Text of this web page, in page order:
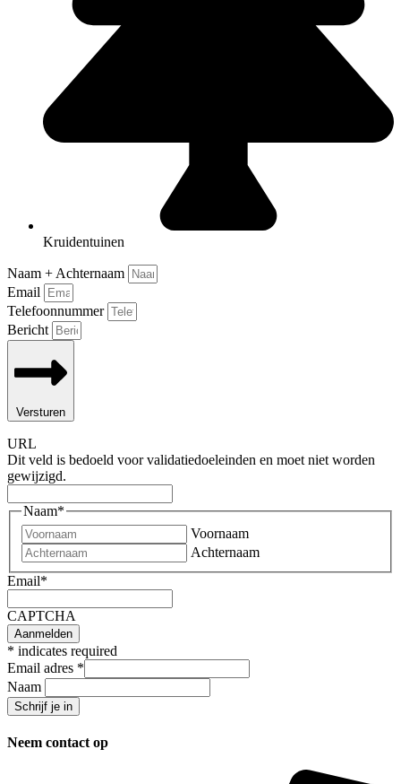
Kruidentuinen
Naam + Achternaam
Email
Telefoonnummer
Bericht
Versturen
URL
Dit veld is bedoeld voor validatiedoeleinden en moet niet worden
gewijzigd.
Naam*
Voornaam
Achternaam
Email*
CAPTCHA
* indicates required
Email adres *
Naam
Neem contact op